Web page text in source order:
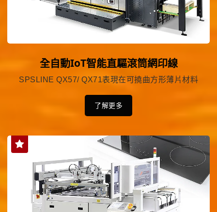
全自動IoT智能直驅滾筒網印線
SPSLINE QX57/ QX71表現在可撓曲方形薄片材料
了解更多